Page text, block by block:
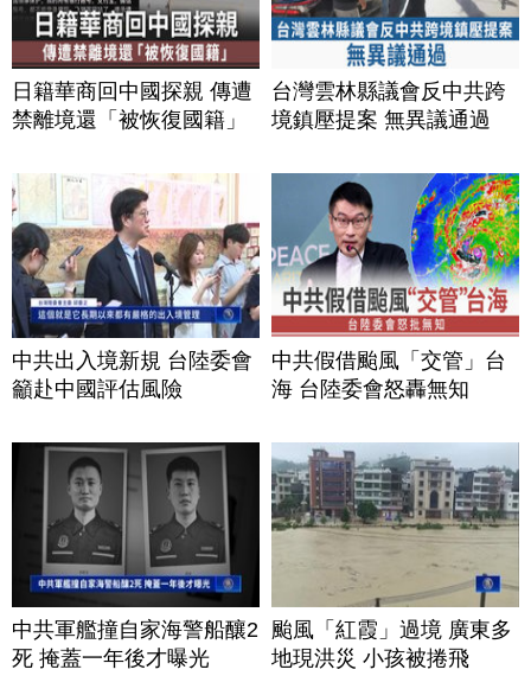
日籍華商回中國探親 傳遭
禁離境還「被恢復國籍」
台灣雲林縣議會反中共跨
境鎮壓提案 無異議通過
中共出入境新規 台陸委會
籲赴中國評估風險
中共假借颱風「交管」台
海 台陸委會怒轟無知
中共軍艦撞自家海警船釀2
死 掩蓋一年後才曝光
颱風「紅霞」過境 廣東多
地現洪災 小孩被捲飛